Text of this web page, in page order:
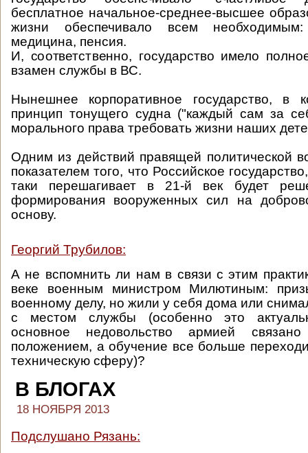
бесплатное начальное-среднее-высшее
жизни обеспечивало всем
медицина, пенсия.
И, соответственно, государство имело
взамен службы в ВС.
Нынешнее корпоративное государство, в
принцип тонущего судна ("каждый сам за
морального права требовать жизни наших
Одним из действий правящей политической
показателем того, что Российское
таки перешагивает в 21-й век будет
формирования вооруженных сил на
основу.
Георгий Трубилов:
А не вспомнить ли нам в связи с этим
веке военным министром Милютиным:
военному делу, но жили у себя дома или
с местом службы (особенно это
основное недовольство армией
положением, а обучение все больше
техническую сферу)?
В БЛОГАХ
18 НОЯБРЯ 2013
Подслушано Рязань: